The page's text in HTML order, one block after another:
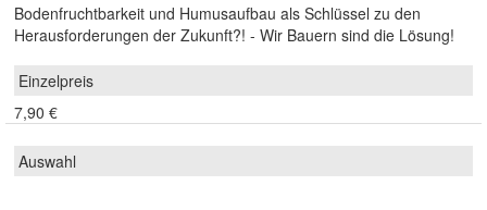
Bodenfruchtbarkeit und Humusaufbau als Schlüssel zu den
Herausforderungen der Zukunft?! - Wir Bauern sind die Lösung!
7,90 €